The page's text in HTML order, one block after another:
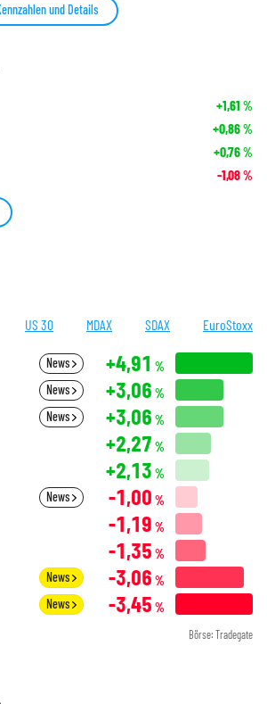
und Details
+1,61 %
+0,86%
+0,76%
-1,08%
US 30 MDAX SDAX EuroStoxx
News +4,91 %
News +3,06 %
News +3,06 %
+2,27 %
+2,13 %
News -1,00 %
-1,19 %
-1,35 %
News -3,06 %
News -3,45 %
Börse: Tradegate